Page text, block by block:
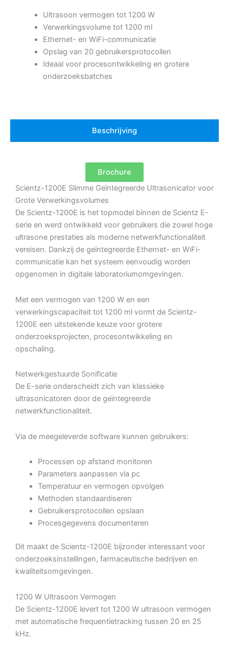
Ultrasoon vermogen tot 1200 W
Verwerkingsvolume tot 1200 ml
Ethernet- en WiFi-communicatie
Opslag van 20 gebruikersprotocollen
Ideaal voor procesontwikkeling en grotere
onderzoeksbatches
Beschrijving
Brochure
Scientz-1200E Slimme Geïntegreerde Ultrasonicator voor
Grote Verwerkingsvolumes
De Scientz-1200E is het topmodel binnen de Scientz E-
serie en werd ontwikkeld voor gebruikers die zowel hoge
ultrasone prestaties als moderne netwerkfunctionaliteit
vereisen. Dankzij de geïntegreerde Ethernet- en WiFi-
communicatie kan het systeem eenvoudig worden
opgenomen in digitale laboratoriumomgevingen.
Met een vermogen van 1200 W en een
verwerkingscapaciteit tot 1200 ml vormt de Scientz-
1200E een uitstekende keuze voor grotere
onderzoeksprojecten, procesontwikkeling en
opschaling.
Netwerkgestuurde Sonificatie
De E-serie onderscheidt zich van klassieke
ultrasonicatoren door de geïntegreerde
netwerkfunctionaliteit.
Via de meegeleverde software kunnen gebruikers:
Processen op afstand monitoren
Parameters aanpassen via pc
Temperatuur en vermogen opvolgen
Methoden standaardiseren
Gebruikersprotocollen opslaan
Procesgegevens documenteren
Dit maakt de Scientz-1200E bijzonder interessant voor
onderzoeksinstellingen, farmaceutische bedrijven en
kwaliteitsomgevingen.
1200 W Ultrasoon Vermogen
De Scientz-1200E levert tot 1200 W ultrasoon vermogen
met automatische frequentietracking tussen 20 en 25
kHz.